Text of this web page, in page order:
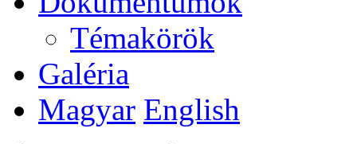
Témakörök
Galéria
Magyar English